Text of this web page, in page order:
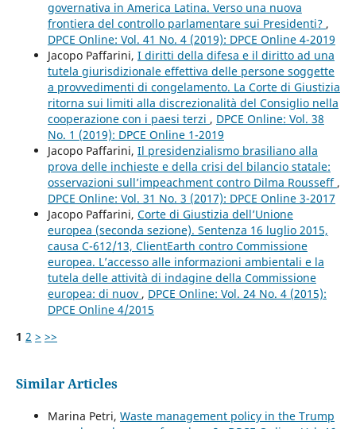
governativa in America Latina. Verso una nuova
frontiera del controllo parlamentare sui Presidenti? ,
DPCE Online: Vol. 41 No. 4 (2019): DPCE Online 4-2019
Jacopo Paffarini, I diritti della difesa e il diritto ad una
tutela giurisdizionale effettiva delle persone soggette
a provvedimenti di congelamento. La Corte di Giustizia
ritorna sui limiti alla discrezionalità del Consiglio nella
cooperazione con i paesi terzi , DPCE Online: Vol. 38
No. 1 (2019): DPCE Online 1-2019
Jacopo Paffarini, Il presidenzialismo brasiliano alla
prova delle inchieste e della crisi del bilancio statale:
osservazioni sull’impeachment contro Dilma Rousseff ,
DPCE Online: Vol. 31 No. 3 (2017): DPCE Online 3-2017
Jacopo Paffarini, Corte di Giustizia dell’Unione
europea (seconda sezione). Sentenza 16 luglio 2015,
causa C-612/13, ClientEarth contro Commissione
europea. L’accesso alle informazioni ambientali e la
tutela delle attività di indagine della Commissione
europea: di nuov , DPCE Online: Vol. 24 No. 4 (2015):
DPCE Online 4/2015
1 2 > >>
Similar Articles
Marina Petri, Waste management policy in the Trump